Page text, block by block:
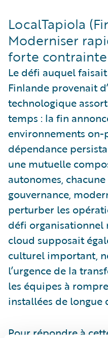
LocalTapiola
Moderniser
forte contrainte
Le défi auquel
Finlande provenait
technologique
temps : la fin
environnements on-
dépendance
une mutuelle
autonomes,
gouvernance,
perturber les
défi organisationnel
cloud supposait
culturel important,
l’urgence de la
les équipes à
installées de longue
Pour répondre à